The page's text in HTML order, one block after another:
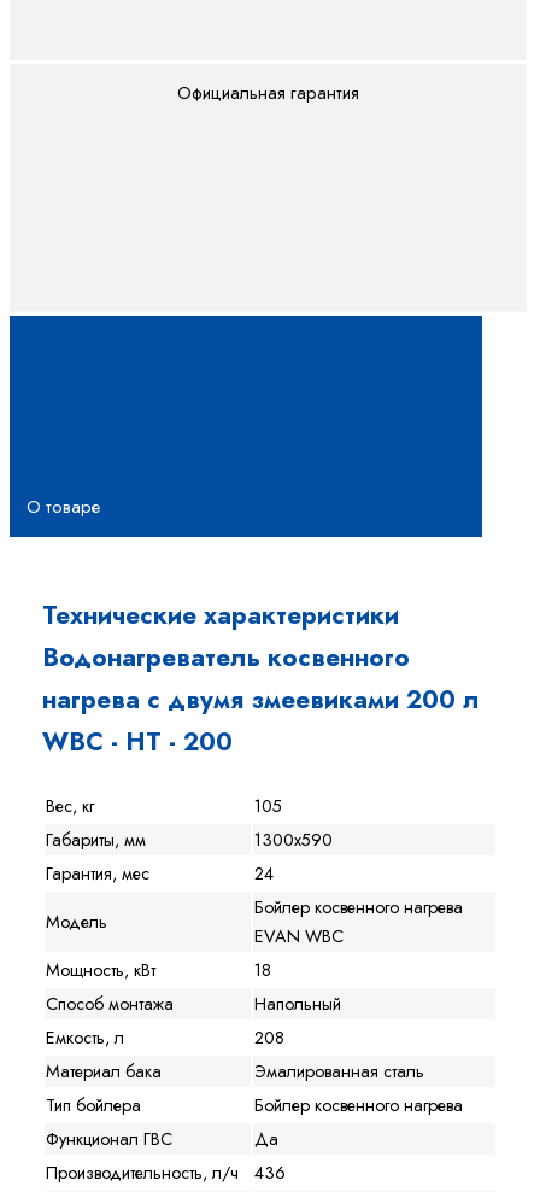
Официальная гарантия
О товаре
Технические характеристики
Водонагреватель косвенного
нагрева с двумя змеевиками 200 л
WBС - HT - 200
Вес, кг
105
Габариты, мм
1300х590
Гарантия, мес
24
Модель
Бойлер косвенного нагрева
EVAN WBC
Мощность, кВт
18
Способ монтажа
Напольный
Емкость, л
208
Материал бака
Эмалированная сталь
Тип бойлера
Бойлер косвенного нагрева
Функционал ГВС
Да
Производительность, л/ч
436